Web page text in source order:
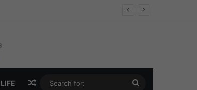
LIFE Random Article